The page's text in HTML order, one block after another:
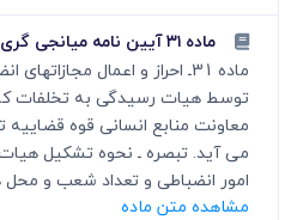
ماده ۳۱ آیین نامه میانجی گری در امور کیفری
ماده 31ـ احراز و اعمال
توسط هیات رسیدگی به تخلفات
معاونت منابع انسانی قوه
می آید. تبصره ـ نحوه تشکیل
امور انضباطی و تعداد شعب و
مشاهده متن ماده